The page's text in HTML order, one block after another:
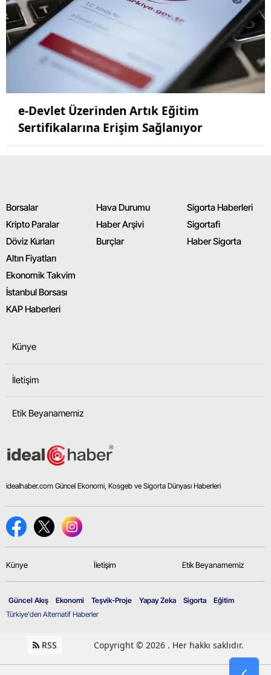
e-Devlet Üzerinden Artık Eğitim
Sertifikalarına Erişim Sağlanıyor
Borsalar
Kripto Paralar
Döviz Kurları
Altın Fiyatları
Ekonomik Takvim
İstanbul Borsası
KAP Haberleri
Hava Durumu
Haber Arşivi
Burçlar
Sigorta Haberleri
Sigortafi
Haber Sigorta
Künye
İletişim
Etik Beyanamemiz
idealhaber.com Güncel Ekonomi, Kosgeb ve Sigorta Dünyası Haberleri
Künye İletişim Etik Beyanamemiz
Türkiye'den Alternatif Haberler
Güncel Akış Ekonomi Teşvik-Proje Yapay Zeka Sigorta Eğitim
RSS Copyright © 2026 . Her hakkı saklıdır.